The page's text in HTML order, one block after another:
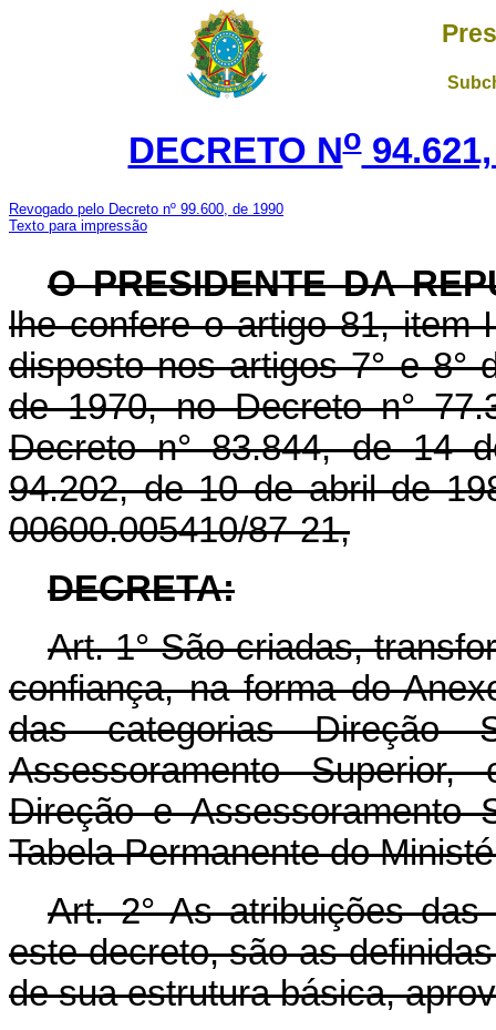
DECRETO No94.621,
Revogado pelo Decreto nº 99.600, de 1990
Texto para impressão
O PRESIDENTE DA
lhe confere o artigo 81, item
disposto nos artigos 7° e 8°
de 1970, no Decreto n°
Decreto n° 83.844, de 14
94.202, de 10 de abril de
00600.005410/87-21,
DECRETA:
Art.1° São criadas,
confiança, na forma do
das categorias Direção
Assessoramento
Direção e Assessoramento
Tabela Permanente do
Art.2° As atribuições das
este decreto, são as
de sua estrutura básica,